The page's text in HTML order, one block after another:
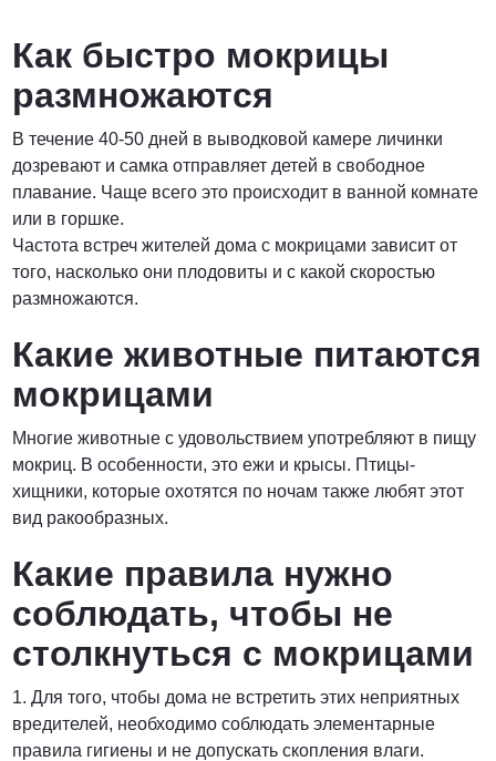
Как быстро мокрицы
размножаются
В течение 40-50 дней в выводковой камере личинки
дозревают и самка отправляет детей в свободное
плавание. Чаще всего это происходит в ванной комнате
или в горшке.
Частота встреч жителей дома с мокрицами зависит от
того, насколько они плодовиты и с какой скоростью
размножаются.
Какие животные питаются
мокрицами
Многие животные с удовольствием употребляют в пищу
мокриц. В особенности, это ежи и крысы. Птицы-
хищники, которые охотятся по ночам также любят этот
вид ракообразных.
Какие правила нужно
соблюдать, чтобы не
столкнуться с мокрицами
1. Для того, чтобы дома не встретить этих неприятных
вредителей, необходимо соблюдать элементарные
правила гигиены и не допускать скопления влаги.